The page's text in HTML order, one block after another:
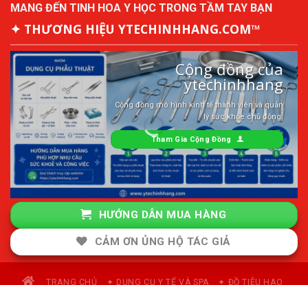
MANG ĐẾN TINH HOA Y HỌC TRONG TẦM TAY BẠN
✦ THƯƠNG HIỆU YTECHINHHANG.COM™
Cộng đồng của
ytechinhhang
Cộng đồng mô hình kinh tế thành viên và quản
lý sức khỏe chủ động.
Tham Gia Cộng Đồng
HƯỚNG DẪN MUA HÀNG
CẢM ƠN ỦNG HỘ TÁC GIẢ
TRANG CHỦ ✦ DỤNG CỤ Y TẾ VÀ SPA ✦ ĐỒ TIÊU HAO